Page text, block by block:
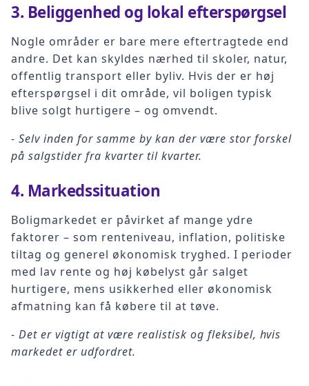
3. Beliggenhed og lokal efterspørgsel
Nogle områder er bare mere eftertragtede end
andre. Det kan skyldes nærhed til skoler, natur,
offentlig transport eller byliv. Hvis der er høj
efterspørgsel i dit område, vil boligen typisk
blive solgt hurtigere – og omvendt.
- Selv inden for samme by kan der være stor forskel
på salgstider fra kvarter til kvarter.
4. Markedssituation
Boligmarkedet er påvirket af mange ydre
faktorer – som renteniveau, inflation, politiske
tiltag og generel økonomisk tryghed. I perioder
med lav rente og høj købelyst går salget
hurtigere, mens usikkerhed eller økonomisk
afmatning kan få købere til at tøve.
- Det er vigtigt at være realistisk og fleksibel, hvis
markedet er udfordret.